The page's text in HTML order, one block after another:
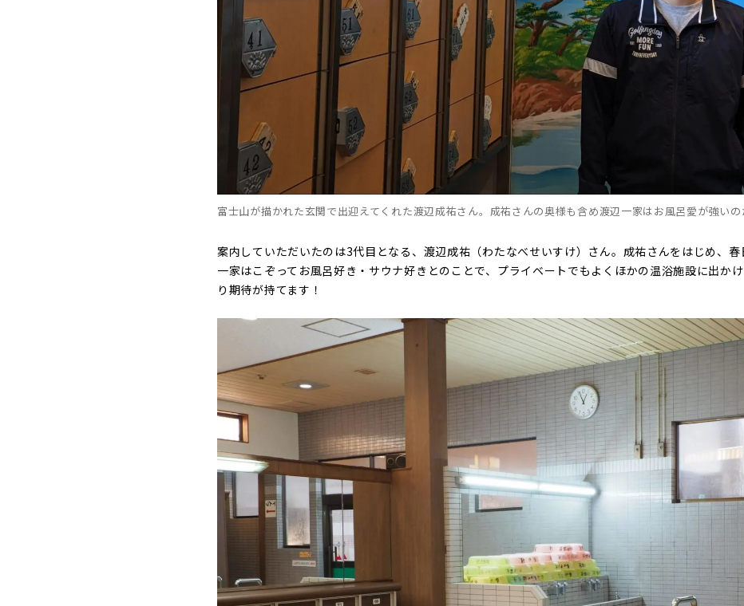
富士山が描かれた玄関で出迎えてくれた渡辺成祐さん。成祐さんの奥様も含め渡辺一家はお風呂愛が強いの
案内していただいたのは3代目となる、渡辺成祐（わたなべせいすけ）さん。成祐さんをはじめ、
一家はこぞってお風呂好き・サウナ好きとのことで、プライベートでもよくほかの温浴施設に出か
り期待が持てます！